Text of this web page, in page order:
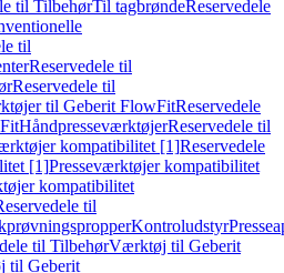
til TilbehørTil tagbrøndeReservedele
til
Reservedele til
Reservedele til
til Geberit FlowFitReservedele
HåndpresseværktøjerReservedele til
kompatibilitet [1]Reservedele
[1]Presseværktøjer kompatibilitet
kompatibilitet
til
Kontroludstyr
til TilbehørVærktøj til Geberit
til Geberit